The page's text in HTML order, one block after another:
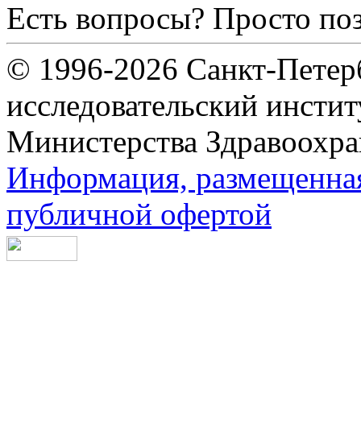
Есть вопросы? Просто
© 1996-2026 Санкт-
исследовательский
Министерства
Информация,
публичной офертой